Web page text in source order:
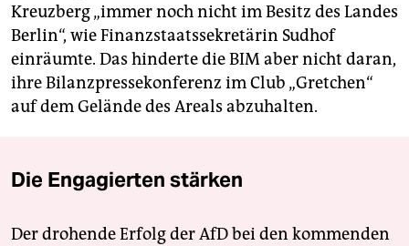
Kreuzberg „immer noch nicht im Besitz des Landes
Berlin“, wie Finanzstaatssekretärin Sudhof
einräumte. Das hinderte die BIM aber nicht daran,
ihre Bilanzpressekonferenz im Club „Gretchen“
auf dem Gelände des Areals abzuhalten.
Die Engagierten stärken
Der drohende Erfolg der AfD bei den kommenden